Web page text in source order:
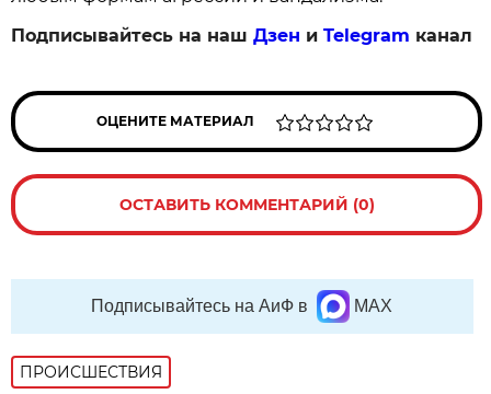
Подписывайтесь на нашДзен иTelegram канал
ОЦЕНИТЕ МАТЕРИАЛ
ОСТАВИТЬ КОММЕНТАРИЙ (0)
Подписывайтесь на АиФ в MAX
ПРОИСШЕСТВИЯ